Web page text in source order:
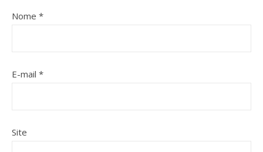
Nome *
E-mail *
Site